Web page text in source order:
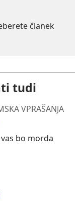
članek
tudi
VPRAŠANJA
bo morda